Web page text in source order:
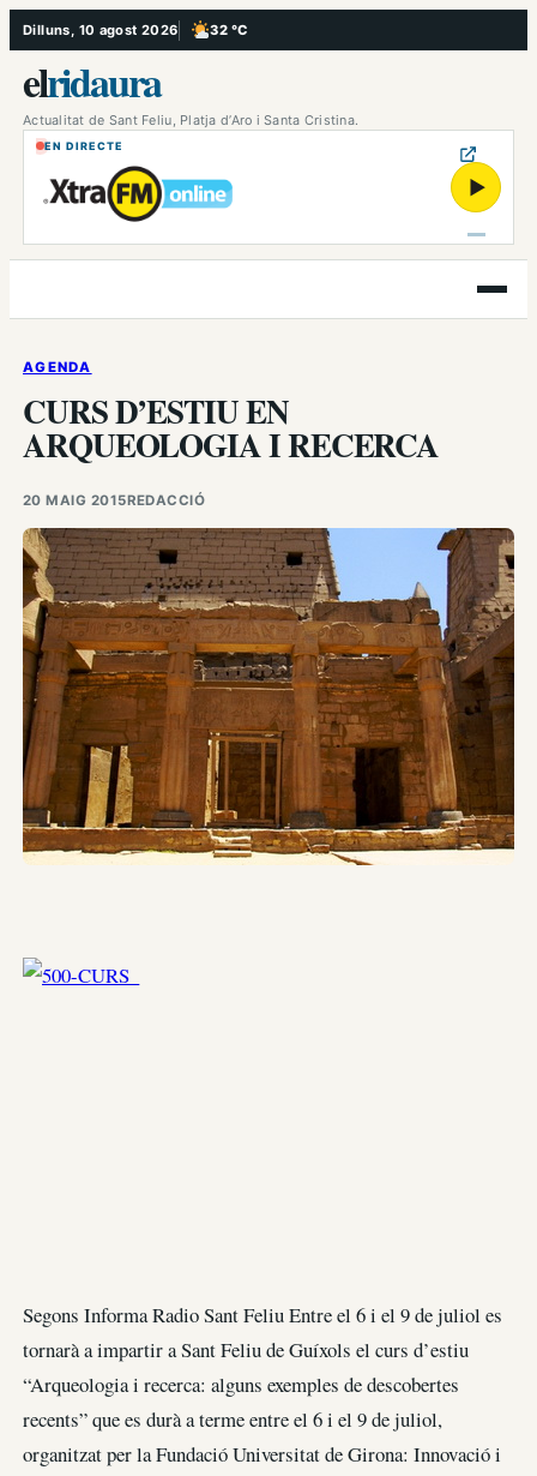
Vés
al
contingut
Dilluns, 10 agost 2026 32 °C
, Poc ennuvolat
elridaura
Actualitat de Sant Feliu, Platja d’Aro i Santa Cristina.
EN DIRECTE
▶
Obre
el
AGENDA
CURS D’ESTIU EN
ARQUEOLOGIA I RECERCA
20 MAIG 2015REDACCIÓ
Segons Informa Radio Sant Feliu Entre el 6 i el 9 de juliol es
tornarà a impartir a Sant Feliu de Guíxols el curs d’estiu
“Arqueologia i recerca: alguns exemples de descobertes
recents” que es durà a terme entre el 6 i el 9 de juliol,
organitzat per la Fundació Universitat de Girona: Innovació i